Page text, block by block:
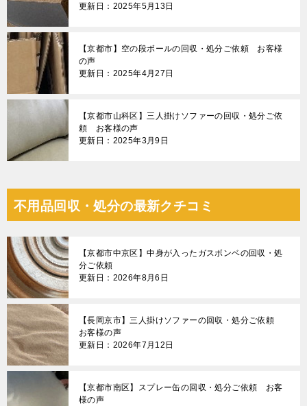
更新日：2025年5月13日
【京都市】空の段ボールの回収・処分ご依頼 お客様
の声
更新日：2025年4月27日
【京都市山科区】三人掛けソファーの回収・処分ご依
頼 お客様の声
更新日：2025年3月9日
不用品回収・処分の最新クチコミ
【京都市中京区】中身が入ったガスボンベの回収・処
分ご依頼
更新日：2026年8月6日
【長岡京市】三人掛けソファーの回収・処分ご依頼
お客様の声
更新日：2026年7月12日
【京都市南区】スプレー缶の回収・処分ご依頼 お客
様の声